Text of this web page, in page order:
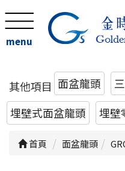
menu
其他項目 面盆龍頭
埋壁式面盆龍頭
埋壁
首頁 面盆龍頭